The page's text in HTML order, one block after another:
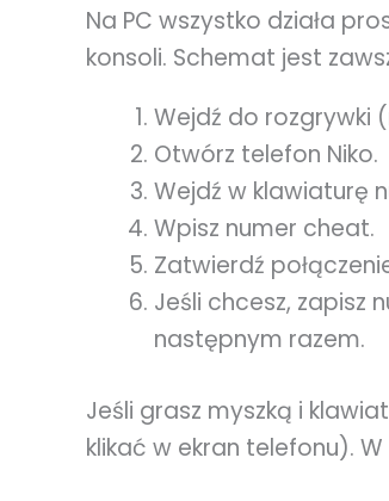
Na PC wszystko działa
konsoli. Schemat jest
Wejdź do rozgrywki
Otwórz telefon Niko.
Wejdź w klawiaturę
Wpisz numer cheat.
Zatwierdź
Jeśli chcesz, zapisz
następnym razem.
Jeśli grasz myszką i
klikać w ekran telefonu).